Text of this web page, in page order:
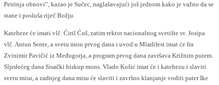
Petrinja obnovi”, kazao je Sučec, naglašavajući još jednom kako je važno da se
stane i posluša riječ Božju.
Kateheze će imati vlč. Ćiril Ćuš, zatim rektor nacionalnog svetište sv. Josipa
vlč. Antun Sente, a svetu misu prvog dana i uvod u Mladifest imat će fra
Zvinimir Pavičić iz Međugorja, a program prvog dana završava Križnim putem.
Sljedećeg dana Sisački biskup mons. Vlado Košić imat će i katehezu i slaviti
svetu misu, a zadnjeg dana misu će slaviti i završno klanjanje voditi pater Ike